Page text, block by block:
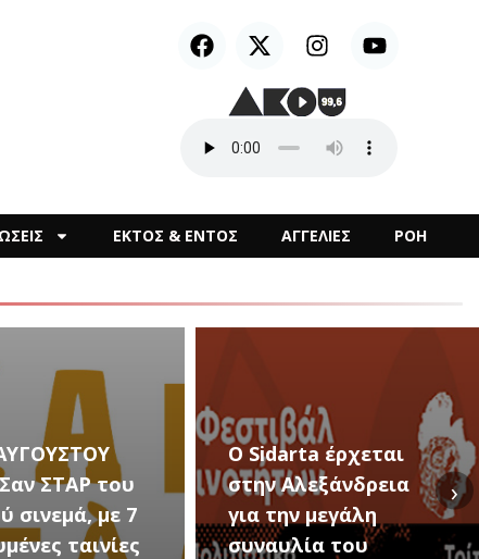
ΕΚΤΟΣ & ΕΝΤΟΣ ΑΓΓΕΛΙΕΣ ΡΟΗ
έρχεται
μεγάλη
του
Καλλιτεχνικές
Εκδηλώσεις Νέου
Προδρόμου Ημαθίας
›